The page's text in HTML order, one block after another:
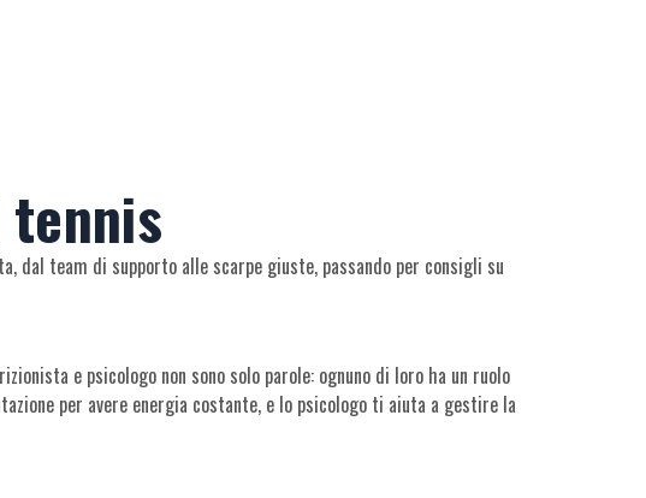
dal team di supporto alle scarpe giuste, passando per consigli su
e psicologo non sono solo parole: ognuno di loro ha un ruolo
per avere energia costante, e lo psicologo ti aiuta a gestire la